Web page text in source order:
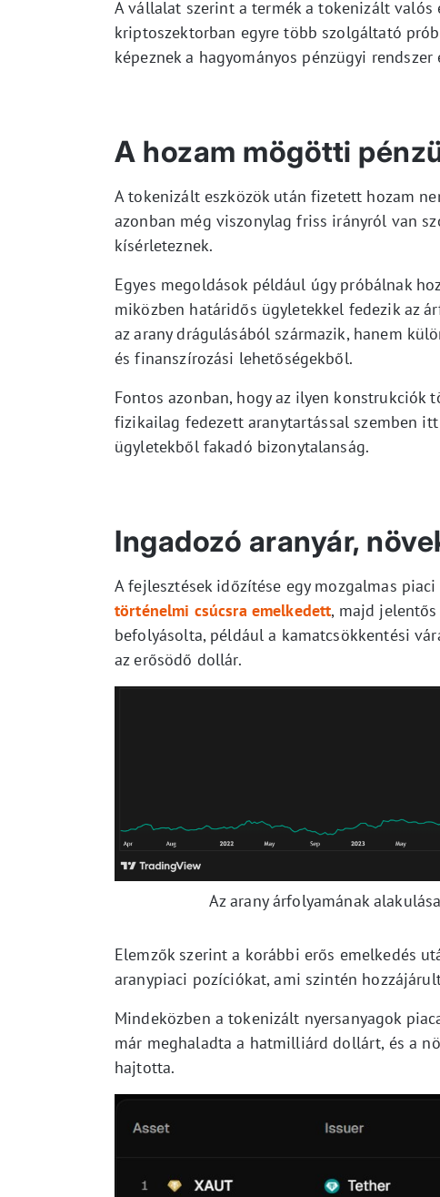
A vállalat szerint a termék a tokenizált valós
kriptoszektorban egyre több szolgáltató
képeznek a hagyományos pénzügyi
A hozam mögötti
A tokenizált eszközök után fizetett hozam
azonban még viszonylag friss irányról van
kísérleteznek.
Egyes megoldások például úgy próbálnak
miközben határidős ügyletekkel fedezik az
az arany drágulásából származik, hanem
és finanszírozási lehetőségekből.
Fontos azonban, hogy az ilyen konstrukciók
fizikailag fedezett aranytartással szemben
ügyletekből fakadó bizonytalanság.
Ingadozó aranyár,
A fejlesztések időzítése egy mozgalmas
történelmi csúcsra emelkedett, majd
befolyásolta, például a kamatcsökkentési
az erősödő dollár.
Az arany árfolyamának
Elemzők szerint a korábbi erős emelkedés
aranypiaci pozíciókat, ami szintén
Mindeközben a tokenizált nyersanyagok
már meghaladta a hatmilliárd dollárt, és a
hajtotta.